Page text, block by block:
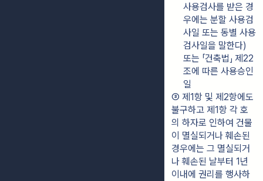
사용검사를 받은 경
우에는 분할 사용검
사일 또는 동별 사용
검사일을 말한다)
또는 「건축법」 제22
조에 따른 사용승인
일
③ 제1항 및 제2항에도
불구하고 제1항 각 호
의 하자로 인하여 건물
이 멸실되거나 훼손된
경우에는 그 멸실되거
나 훼손된 날부터 1년
이내에 권리를 행사하